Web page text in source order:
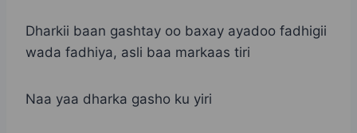
Dharkii baan gashtay oo baxay ayadoo fadhigii
wada fadhiya, asli baa markaas tiri
Naa yaa dharka gasho ku yiri